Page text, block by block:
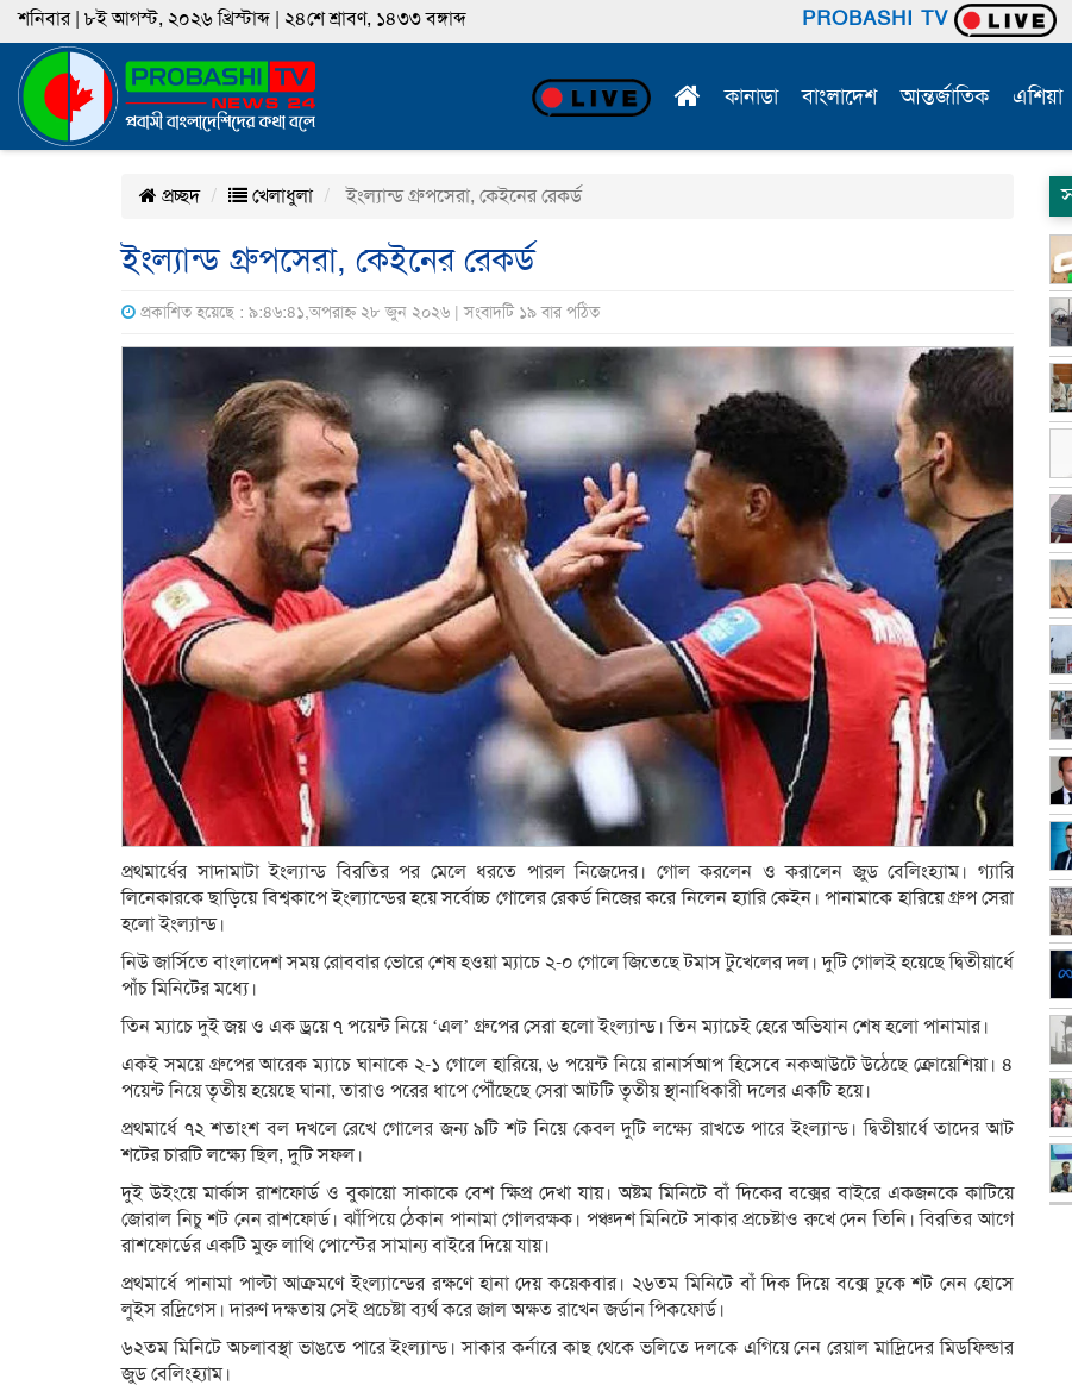
শনিবার | ৮ই আগস্ট, ২০২৬ খ্রিস্টাব্দ | ২৪শে শ্রাবণ, ১৪৩৩ বঙ্গাব্দ PROBASHI TV
কানাডা বাংলাদেশ আন্তর্জাতিক এশিয়া
প্রচ্ছদ খেলাধুলা ইংল্যান্ড গ্রুপসেরা, কেইনের রেকর্ড
ইংল্যান্ড গ্রুপসেরা, কেইনের রেকর্ড
প্রকাশিত হয়েছে : ৯:৪৬:৪১,অপরাহ্ন ২৮ জুন ২০২৬ | সংবাদটি ১৯ বার পঠিত
প্রথমার্ধের সাদামাটা ইংল্যান্ড বিরতির পর মেলে ধরতে পারল নিজেদের। গোল করলেন ও করালেন জুড বেলিংহ্যাম। গ্যারি
লিনেকারকে ছাড়িয়ে বিশ্বকাপে ইংল্যান্ডের হয়ে সর্বোচ্চ গোলের রেকর্ড নিজের করে নিলেন হ্যারি কেইন। পানামাকে হারিয়ে গ্রুপ সেরা
হলো ইংল্যান্ড।
নিউ জার্সিতে বাংলাদেশ সময় রোববার ভোরে শেষ হওয়া ম্যাচে ২-০ গোলে জিতেছে টমাস টুখেলের দল। দুটি গোলই হয়েছে দ্বিতীয়ার্ধে
পাঁচ মিনিটের মধ্যে।
তিন ম্যাচে দুই জয় ও এক ড্রয়ে ৭ পয়েন্ট নিয়ে ‘এল’ গ্রুপের সেরা হলো ইংল্যান্ড। তিন ম্যাচেই হেরে অভিযান শেষ হলো পানামার।
একই সময়ে গ্রুপের আরেক ম্যাচে ঘানাকে ২-১ গোলে হারিয়ে, ৬ পয়েন্ট নিয়ে রানার্সআপ হিসেবে নকআউটে উঠেছে ক্রোয়েশিয়া। ৪
পয়েন্ট নিয়ে তৃতীয় হয়েছে ঘানা, তারাও পরের ধাপে পৌঁছেছে সেরা আটটি তৃতীয় স্থানাধিকারী দলের একটি হয়ে।
প্রথমার্ধে ৭২ শতাংশ বল দখলে রেখে গোলের জন্য ৯টি শট নিয়ে কেবল দুটি লক্ষ্যে রাখতে পারে ইংল্যান্ড। দ্বিতীয়ার্ধে তাদের আট
শটের চারটি লক্ষ্যে ছিল, দুটি সফল।
দুই উইংয়ে মার্কাস রাশফোর্ড ও বুকায়ো সাকাকে বেশ ক্ষিপ্র দেখা যায়। অষ্টম মিনিটে বাঁ দিকের বক্সের বাইরে একজনকে কাটিয়ে
জোরাল নিচু শট নেন রাশফোর্ড। ঝাঁপিয়ে ঠেকান পানামা গোলরক্ষক। পঞ্চদশ মিনিটে সাকার প্রচেষ্টাও রুখে দেন তিনি। বিরতির আগে
রাশফোর্ডের একটি মুক্ত লাথি পোস্টের সামান্য বাইরে দিয়ে যায়।
প্রথমার্ধে পানামা পাল্টা আক্রমণে ইংল্যান্ডের রক্ষণে হানা দেয় কয়েকবার। ২৬তম মিনিটে বাঁ দিক দিয়ে বক্সে ঢুকে শট নেন হোসে
লুইস রদ্রিগেস। দারুণ দক্ষতায় সেই প্রচেষ্টা ব্যর্থ করে জাল অক্ষত রাখেন জর্ডান পিকফোর্ড।
৬২তম মিনিটে অচলাবস্থা ভাঙতে পারে ইংল্যান্ড। সাকার কর্নারে কাছ থেকে ভলিতে দলকে এগিয়ে নেন রেয়াল মাদ্রিদের মিডফিল্ডার
জুড বেলিংহ্যাম।